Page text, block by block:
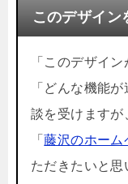
このデザイン
「このデザイ
「どんな機能
談を受けますが
「藤沢のホーム
ただきたいと